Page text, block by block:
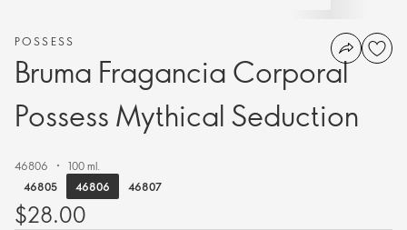
POSSESS
Bruma Fragancia Corporal
Possess Mythical Seduction
46806
100 ml.
46805
46806 46807
$28.00